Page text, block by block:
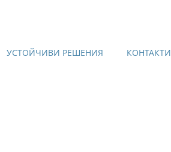
УСТОЙЧИВИ РЕШЕНИЯ КОНТАКТИ